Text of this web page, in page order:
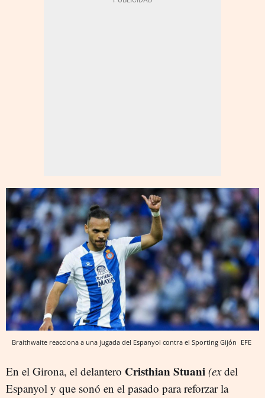
Braithwaite reacciona a una jugada del Espanyol contra el Sporting Gijón EFE
En el Girona, el delantero Cristhian Stuani (exdel
Espanyol y que sonó en el pasado para reforzar la